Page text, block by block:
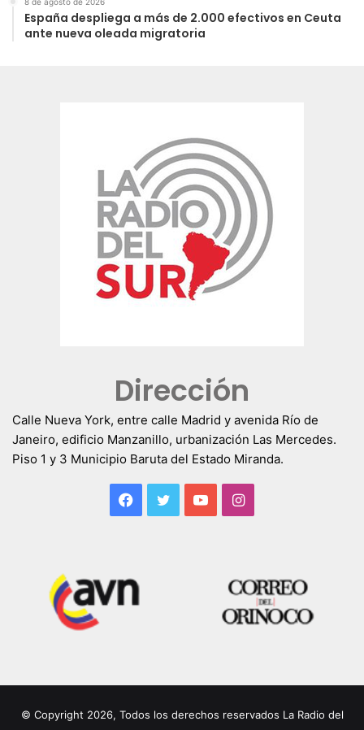
España despliega a más de 2.000 efectivos en Ceuta
ante nueva oleada migratoria
Dirección
Calle Nueva York, entre calle Madrid y avenida Río de
Janeiro, edificio Manzanillo, urbanización Las Mercedes.
Piso 1 y 3 Municipio Baruta del Estado Miranda.
Facebook
TwitterYouTubeInstagram
© Copyright 2026, Todos los derechos reservados La Radio del